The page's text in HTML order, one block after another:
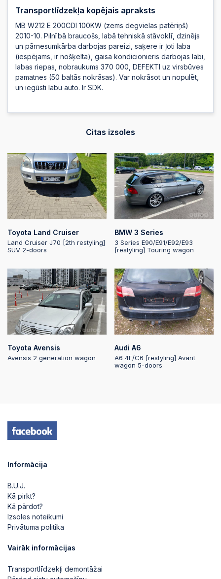
2025-08-08 19:31:56
2025-08-08 19:08:10
2025-08-08
2025-08-08
19:08:08
2025-08-08
19:08:08
2025-08-08
19:08:08
19:08:07
2025-08-08
19:08:07
2025-08-08
19:08:07
2025-08-08
19:08:06
Transportlīdzekļa kopējais apraksts
MB W212 E 200CDI 100KW (zems degvielas patēriņš)
2010-10. Pilnībā braucošs, labā tehniskā stāvoklī, dzinējs
un pārnesumkārba darbojas pareizi, saķere ir ļoti laba
(iespējams, ir nošķelta), gaisa kondicionieris darbojas labi,
labas riepas, nobraukums 370 000, DEFEKTI uz virsbūves
pamatnes (50 baltās nokrāsas). Var nokrāsot un nopulēt,
un iegūsti labu auto. Ir SDK.
Citas izsoles
Toyota Land Cruiser
Land Cruiser J70 [2th restyling]
SUV 2-doors
BMW 3 Series
3 Series E90/E91/E92/E93
[restyling] Touring wagon
Toyota Avensis
Avensis 2 generation wagon
Audi A6
A6 4F/C6 [restyling] Avant
wagon 5-doors
Informācija
B.U.J.
Kā pirkt?
Kā pārdot?
Izsoles noteikumi
Privātuma politika
Vairāk informācijas
Transportlīdzekļi demontāžai